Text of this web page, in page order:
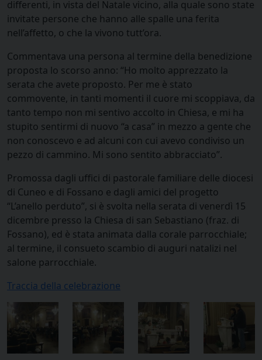
differenti, in vista del Natale vicino, alla quale sono state
invitate persone che hanno alle spalle una ferita
nell’affetto, o che la vivono tutt’ora.
Commentava una persona al termine della benedizione
proposta lo scorso anno: “Ho molto apprezzato la
serata che avete proposto. Per me è stato
commovente, in tanti momenti il cuore mi scoppiava, da
tanto tempo non mi sentivo accolto in Chiesa, e mi ha
stupito sentirmi di nuovo “a casa” in mezzo a gente che
non conoscevo e ad alcuni con cui avevo condiviso un
pezzo di cammino. Mi sono sentito abbracciato”.
Promossa dagli uffici di pastorale familiare delle diocesi
di Cuneo e di Fossano e dagli amici del progetto
“L’anello perduto”, si è svolta nella serata di venerdì 15
dicembre presso la Chiesa di san Sebastiano (fraz. di
Fossano), ed è stata animata dalla corale parrocchiale;
al termine, il consueto scambio di auguri natalizi nel
salone parrocchiale.
Traccia della celebrazione